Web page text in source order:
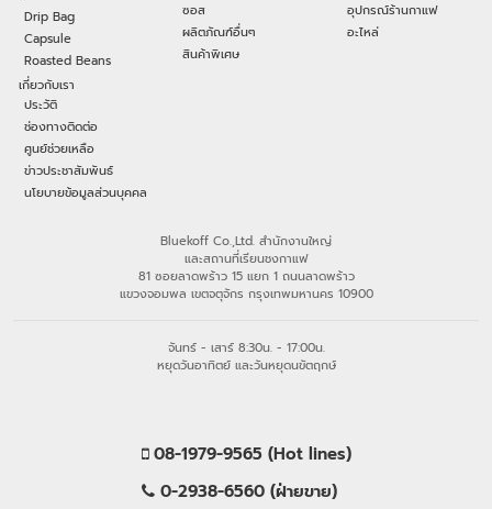
Drip Bag
Capsule
Roasted Beans
เกี่ยวกับเรา
ประวัติ
ช่องทางติดต่อ
ศูนย์ช่วยเหลือ
ข่าวประชาสัมพันธ์
นโยบายข้อมูลส่วนบุคคล
ซอส
ผลิตภัณฑ์อื่นๆ
สินค้าพิเศษ
อุปกรณ์ร้านกาแฟ
อะไหล่
Bluekoff Co.,Ltd. สำนักงานใหญ่
และสถานที่เรียนชงกาแฟ
81 ซอยลาดพร้าว 15 แยก 1 ถนนลาดพร้าว
แขวงจอมพล เขตจตุจักร กรุงเทพมหานคร 10900
จันทร์ - เสาร์ 8:30น. - 17:00น.
หยุดวันอาทิตย์ และวันหยุดนขัตฤกษ์
08-1979-9565 (Hot lines)
0-2938-6560 (ฝ่ายขาย)